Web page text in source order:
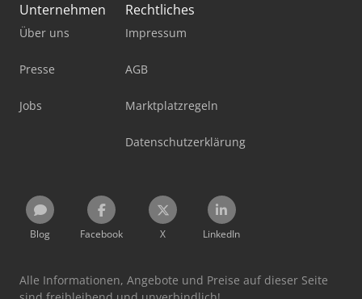
Unternehmen
Über uns
Presse
Jobs
Rechtliches
Impressum
AGB
Marktplatzregeln
Datenschutzerklärung
Blog Facebook X LinkedIn
Alle Informationen, Angebote und Preise auf dieser Seite